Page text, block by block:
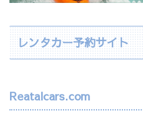
レンタカー予約サイト
Reatalcars.com